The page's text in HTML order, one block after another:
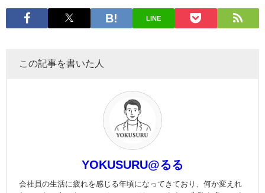
LINE
この記事を書いた人
YOKUSURU@るる
会社員の生活に疲れを感じる年頃になってきており、何か変えれ